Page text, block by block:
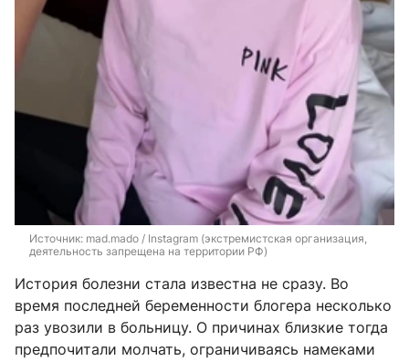
Источник: mad.mado / Instagram (экстремистская организация,
деятельность запрещена на территории РФ)
История болезни стала известна не сразу. Во
время последней беременности блогера несколько
раз увозили в больницу. О причинах близкие тогда
предпочитали молчать, ограничиваясь намеками